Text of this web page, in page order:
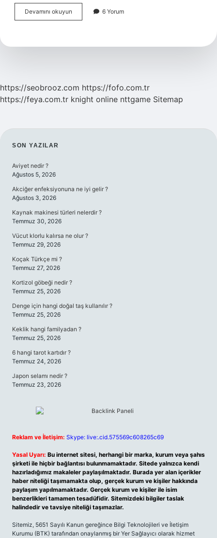
Devamını okuyun
Nedir
6 Yorum
https://seobrooz.com https://fofo.com.tr
https://feya.com.tr knight online nttgame Sitemap
SIDEBAR
SON YAZILAR
Aviyet nedir ?
Ağustos 5, 2026
Akciğer enfeksiyonuna ne iyi gelir ?
Ağustos 3, 2026
Kaynak makinesi türleri nelerdir ?
Temmuz 30, 2026
Vücut klorlu kalırsa ne olur ?
Temmuz 29, 2026
Koçak Türkçe mi ?
Temmuz 27, 2026
Kortizol göbeği nedir ?
Temmuz 25, 2026
Denge için hangi doğal taş kullanılır ?
Temmuz 25, 2026
Keklik hangi familyadan ?
Temmuz 25, 2026
6 hangi tarot kartıdır ?
Temmuz 24, 2026
Japon selamı nedir ?
Temmuz 23, 2026
Reklam ve İletişim: Skype: live:.cid.575569c608265c69
Yasal Uyarı: Bu internet sitesi, herhangi bir marka, kurum veya şahıs
şirketi ile hiçbir bağlantısı bulunmamaktadır. Sitede yalnızca kendi
hazırladığımız makaleler paylaşılmaktadır. Burada yer alan içerikler
haber niteliği taşımamakta olup, gerçek kurum ve kişiler hakkında
paylaşım yapılmamaktadır. Gerçek kurum ve kişiler ile isim
benzerlikleri tamamen tesadüfidir. Sitemizdeki bilgiler taslak
halindedir ve tavsiye niteliği taşımazlar.
Sitemiz, 5651 Sayılı Kanun gereğince Bilgi Teknolojileri ve İletişim
Kurumu (BTK) tarafından onaylanmış bir Yer Sağlayıcı olarak hizmet